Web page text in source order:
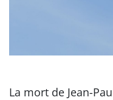
La mort de Jean-